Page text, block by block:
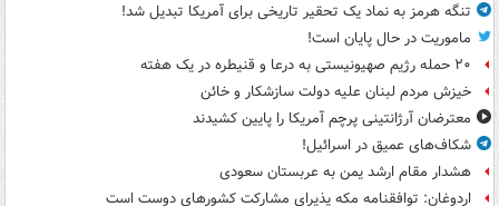
تنگه هرمز به نماد یک تحقیر تاریخی برای آمریکا تبدیل شد!
ماموریت در حال پایان است!
۲۰ حمله رژیم صهیونیستی به درعا و قنیطره در یک هفته
خیزش مردم لبنان علیه دولت سازشکار و خائن
معترضان آرژانتینی پرچم آمریکا را پایین کشیدند
شکاف‌های عمیق در اسرائیل!
هشدار مقام ارشد یمن به عربستان سعودی
اردوغان: توافقنامه مکه پذیرای مشارکت کشورهای دوست است